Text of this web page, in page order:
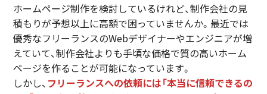
ホームページ制作を検討しているけれど、制作会社の見
積もりが予想以上に高額で困っていませんか。最近では
優秀なフリーランスのWebデザイナーやエンジニアが増
えていて、制作会社よりも手頃な価格で質の高いホーム
ページを作ることが可能になっています。
しかし、 フリーランスへの依頼には「本当に信頼できるの